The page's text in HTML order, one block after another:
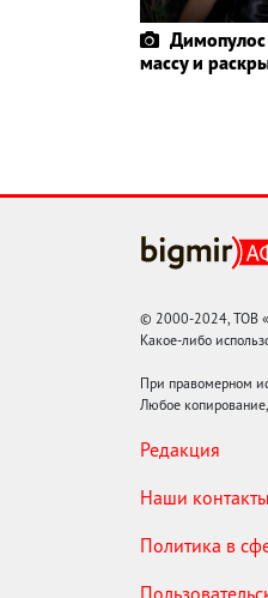
массу и
© 2000-2024, ТОВ
Какое-либо
При правомерном
Любое
Редакция
Наши
Политика в